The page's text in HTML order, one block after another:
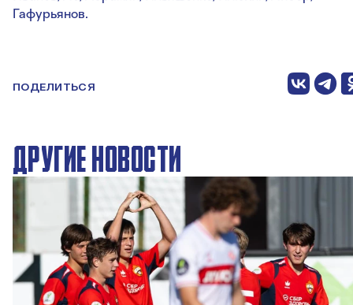
Гафурьянов.
ПОДЕЛИТЬСЯ
ДРУГИЕ НОВОСТИ